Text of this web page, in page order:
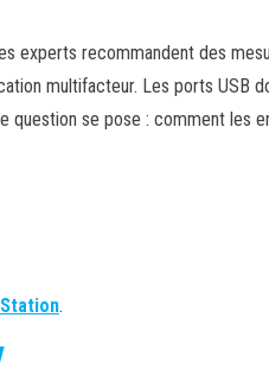
experts recommandent des
multifacteur. Les ports USB
question se pose : comment les
.